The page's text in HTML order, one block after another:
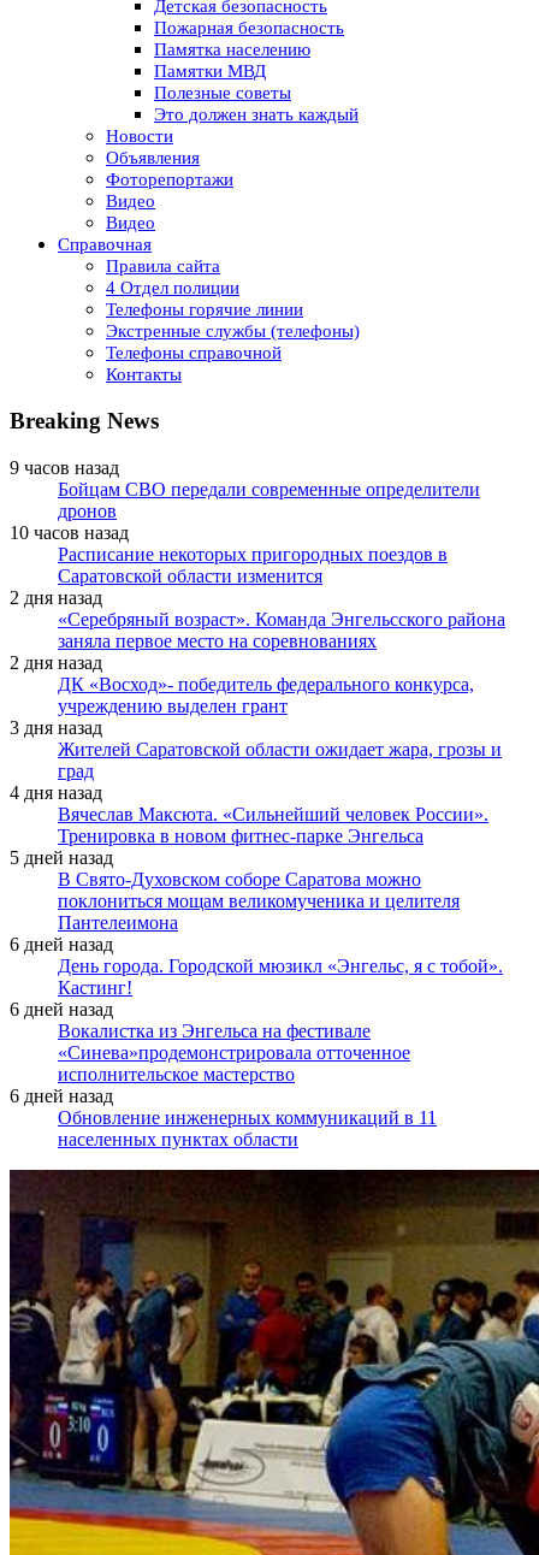
Детская безопасность
Пожарная безопасность
Памятка населению
Памятки МВД
Полезные советы
Это должен знать каждый
Новости
Объявления
Фоторепортажи
Видео
Видео
Справочная
Правила сайта
4 Отдел полиции
Телефоны горячие линии
Экстренные службы (телефоны)
Телефоны справочной
Контакты
Breaking News
9 часов назад
Бойцам СВО передали современные определители
дронов
10 часов назад
Расписание некоторых пригородных поездов в
Саратовской области изменится
2 дня назад
«Серебряный возраст». Команда Энгельсского района
заняла первое место на соревнованиях
2 дня назад
ДК «Восход»- победитель федерального конкурса,
учреждению выделен грант
3 дня назад
Жителей Саратовской области ожидает жара, грозы и
град
4 дня назад
Вячеслав Максюта. «Сильнейший человек России».
Тренировка в новом фитнес-парке Энгельса
5 дней назад
В Свято-Духовском соборе Саратова можно
поклониться мощам великомученика и целителя
Пантелеимона
6 дней назад
День города. Городской мюзикл «Энгельс, я с тобой».
Кастинг!
6 дней назад
Вокалистка из Энгельса на фестивале
«Синева»продемонстрировала отточенное
исполнительское мастерство
6 дней назад
Обновление инженерных коммуникаций в 11
населенных пунктах области